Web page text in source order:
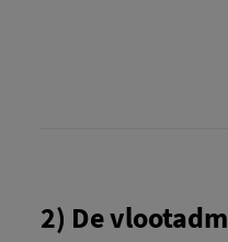
2) De